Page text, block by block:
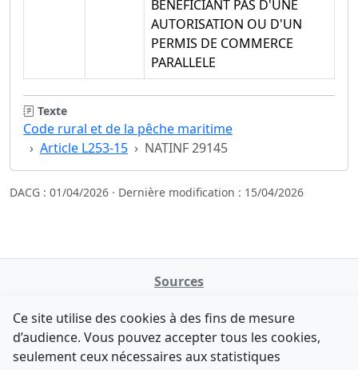
BENEFICIANT PAS D'UNE
AUTORISATION OU D'UN
PERMIS DE COMMERCE
PARALLELE
Texte
Code rural et de la pêche maritime
Article L253-15
NATINF 29145
DACG : 01/04/2026 · Dernière modification : 15/04/2026
Sources
data.gouv.fr
Legifrance - API
Comment avez-vous découvert NATINFo ?
Ce site utilise des cookies à des fins de mesure
d’audience. Vous pouvez accepter tous les cookies,
seulement ceux nécessaires aux statistiques